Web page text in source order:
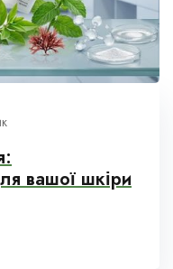
вашої шкіри